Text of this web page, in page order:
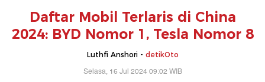
Daftar Mobil Terlaris di China
2024: BYD Nomor 1, Tesla Nomor 8
Luthfi Anshori - detikOto
Selasa, 16 Jul 2024 09:02 WIB